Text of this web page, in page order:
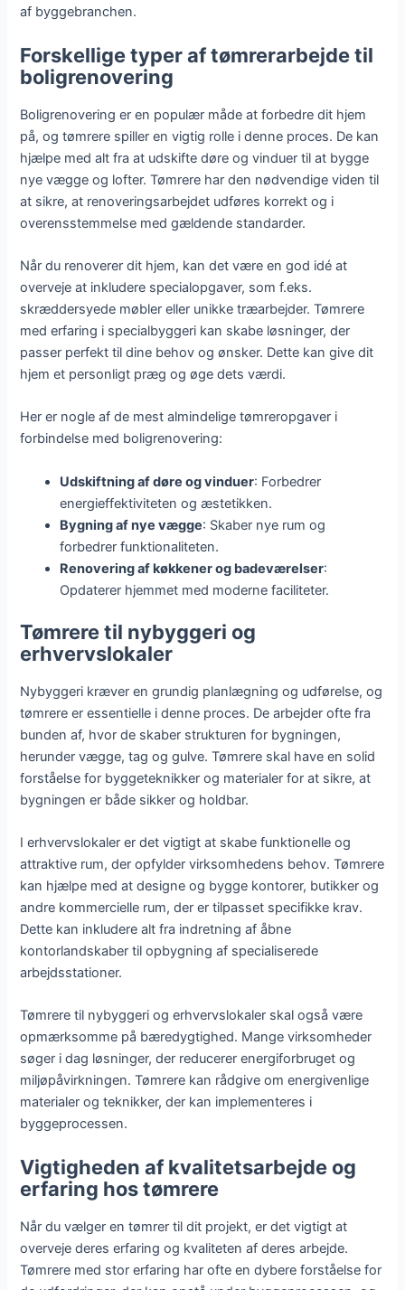
af byggebranchen.
Forskellige typer af tømrerarbejde til
boligrenovering
Boligrenovering er en populær måde at forbedre dit hjem
på, og tømrere spiller en vigtig rolle i denne proces. De kan
hjælpe med alt fra at udskifte døre og vinduer til at bygge
nye vægge og lofter. Tømrere har den nødvendige viden til
at sikre, at renoveringsarbejdet udføres korrekt og i
overensstemmelse med gældende standarder.
Når du renoverer dit hjem, kan det være en god idé at
overveje at inkludere specialopgaver, som f.eks.
skræddersyede møbler eller unikke træarbejder. Tømrere
med erfaring i specialbyggeri kan skabe løsninger, der
passer perfekt til dine behov og ønsker. Dette kan give dit
hjem et personligt præg og øge dets værdi.
Her er nogle af de mest almindelige tømreropgaver i
forbindelse med boligrenovering:
Udskiftning af døre og vinduer: Forbedrer
energieffektiviteten og æstetikken.
Bygning af nye vægge: Skaber nye rum og
forbedrer funktionaliteten.
Renovering af køkkener og badeværelser:
Opdaterer hjemmet med moderne faciliteter.
Tømrere til nybyggeri og
erhvervslokaler
Nybyggeri kræver en grundig planlægning og udførelse, og
tømrere er essentielle i denne proces. De arbejder ofte fra
bunden af, hvor de skaber strukturen for bygningen,
herunder vægge, tag og gulve. Tømrere skal have en solid
forståelse for byggeteknikker og materialer for at sikre, at
bygningen er både sikker og holdbar.
I erhvervslokaler er det vigtigt at skabe funktionelle og
attraktive rum, der opfylder virksomhedens behov. Tømrere
kan hjælpe med at designe og bygge kontorer, butikker og
andre kommercielle rum, der er tilpasset specifikke krav.
Dette kan inkludere alt fra indretning af åbne
kontorlandskaber til opbygning af specialiserede
arbejdsstationer.
Tømrere til nybyggeri og erhvervslokaler skal også være
opmærksomme på bæredygtighed. Mange virksomheder
søger i dag løsninger, der reducerer energiforbruget og
miljøpåvirkningen. Tømrere kan rådgive om energivenlige
materialer og teknikker, der kan implementeres i
byggeprocessen.
Vigtigheden af kvalitetsarbejde og
erfaring hos tømrere
Når du vælger en tømrer til dit projekt, er det vigtigt at
overveje deres erfaring og kvaliteten af deres arbejde.
Tømrere med stor erfaring har ofte en dybere forståelse for